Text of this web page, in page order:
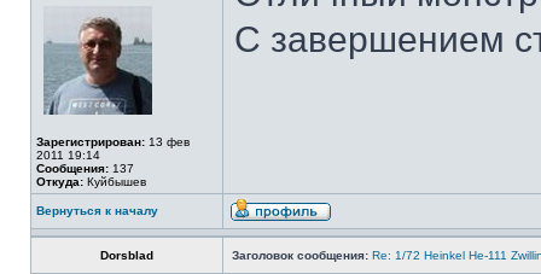
Зарегистрирован: 13 фев
2011 19:14
Сообщения: 137
Откуда: Куйбышев
С завершением
Вернуться к началу
Dorsblad Заголовок сообщения: Re: 1/72 Heinkel He-111